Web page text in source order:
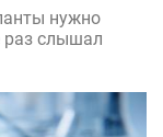
нужно
раз слышал